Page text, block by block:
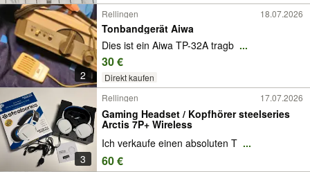
2
Rellingen 18.07.2026
Tonbandgerät Aiwa
Dies ist ein Aiwa TP-32A tragb ...
30 €
Direkt kaufen
3
Rellingen 17.07.2026
Gaming Headset / Kopfhörer steelseries
Arctis 7P+ Wireless
Ich verkaufe einen absoluten T ...
60 €